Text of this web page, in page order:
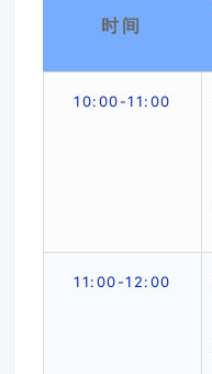
时间
10:00-11:00
11:00-12:00